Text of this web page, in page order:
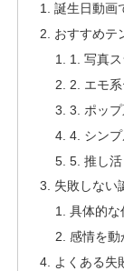
誕生日動画
おすすめテ
1. 写真
2. エモ
3. ポッ
4. シン
5. 推し
失敗しない
具体的な
感情を動
よくある失